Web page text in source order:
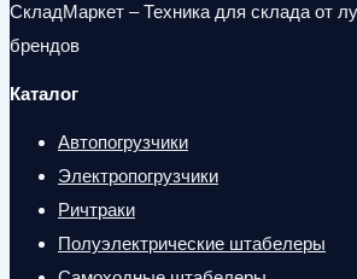
СкладМаркет – Техника для склада от
брендов
Каталог
Автопогрузчики
Электропогрузчики
Ричтраки
Полуэлектрические штабелеры